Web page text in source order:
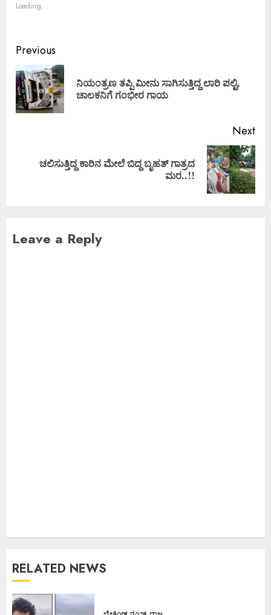
Loading...
Previous
ನಿಯಂತ್ರಣ ತಪ್ಪಿ ಮೀನು ಸಾಗಿಸುತ್ತಿದ್ದ ಲಾರಿ ಪಲ್ಟಿ,
ಚಾಲಕನಿಗೆ ಗಂಭೀರ ಗಾಯ
Next
ಚಲಿಸುತ್ತಿದ್ದ ಕಾರಿನ ಮೇಲೆ ಬಿದ್ದ ಬೃಹತ್‌ ಗಾತ್ರದ
ಮರ..!!
Leave a Reply
RELATED NEWS